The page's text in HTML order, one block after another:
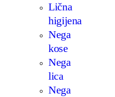
Lična
higijena
Nega
kose
Nega
lica
Nega